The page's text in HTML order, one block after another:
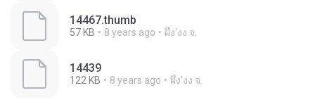
14467.thumb
57 KB 8 years ago ผึ้ง'งง จ.
14439
122 KB 8 years ago ผึ้ง'งง จ.